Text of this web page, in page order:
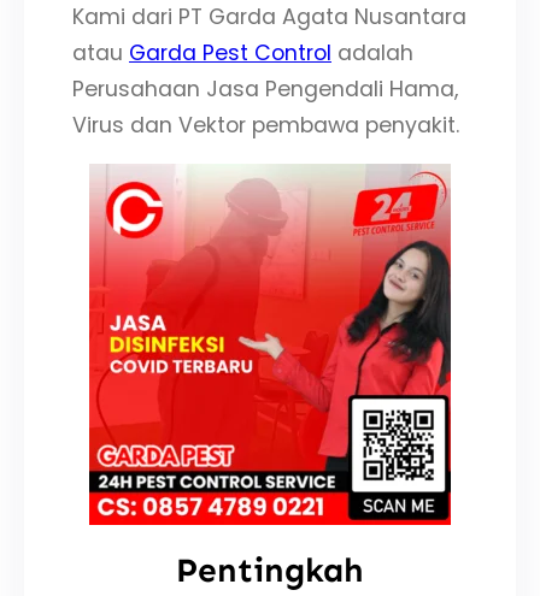
Kami dari PT Garda Agata Nusantara
atau Garda Pest Control adalah
Perusahaan Jasa Pengendali Hama,
Virus dan Vektor pembawa penyakit.
Pentingkah